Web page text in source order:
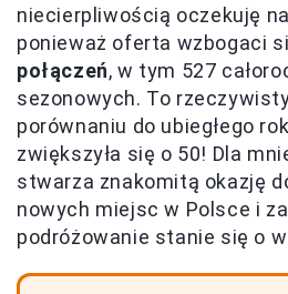
niecierpliwością oczekuję
ponieważ oferta wzbogaci
połączeń, w tym 527
sezonowych. To
porównaniu do ubiegłego
zwiększyła się o 50! Dla
stwarza znakomitą okazję
nowych miejsc w Polsce i
podróżowanie stanie się o